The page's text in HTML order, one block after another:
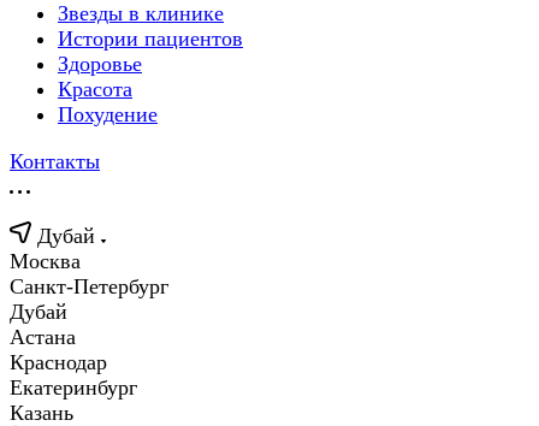
Звезды в клинике
Истории пациентов
Здоровье
Красота
Похудение
Контакты
Дубай
Москва
Санкт-Петербург
Дубай
Астана
Краснодар
Екатеринбург
Казань